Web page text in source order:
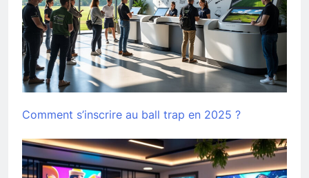
Comment s’inscrire au ball trap en 2025 ?